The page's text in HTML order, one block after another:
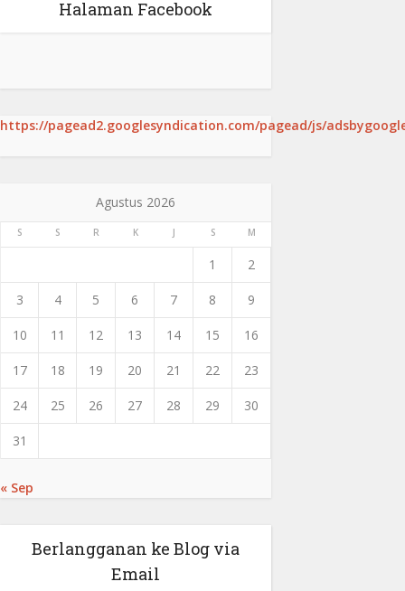
Halaman Facebook
https://pagead2.googlesyndication.com/pagead/js/
Agustus 2026
S S R K J S M
1 2
3 4 5 6 7 8 9
10 11 12 13 14 15 16
17 18 19 20 21 22 23
24 25 26 27 28 29 30
31
« Sep
Berlangganan ke Blog via
Email